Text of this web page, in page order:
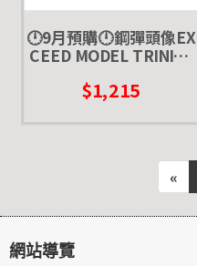
🕛9月預購🕛鋼彈頭像EX
CEED MODEL TRINITY
元祖 核心戰機
$1,215
«
網站導覽